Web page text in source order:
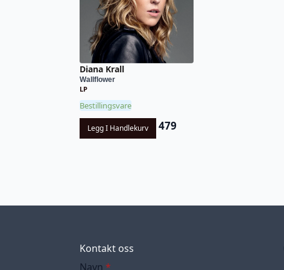
Diana Krall
Wallflower
LP
Bestillingsvare
Legg I Handlekurv 479
Kontakt oss
Navn *